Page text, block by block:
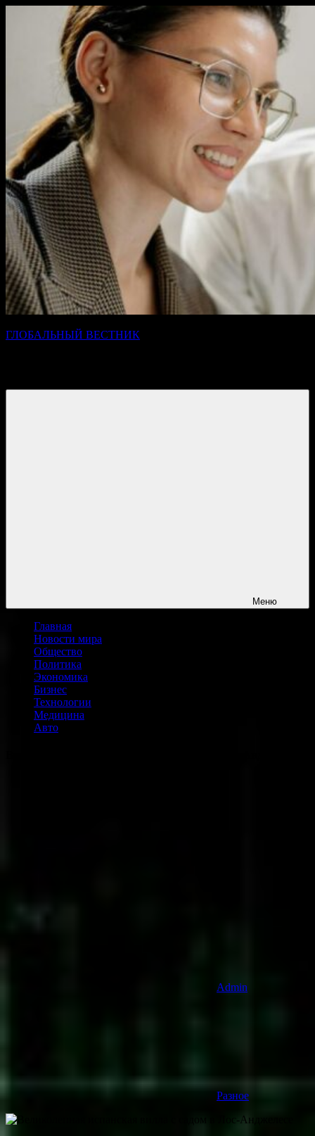
содержимому
ГЛОБАЛЬНЫЙ ВЕСТНИК
Меню
Главная
Новости мира
Общество
Политика
Экономика
Бизнес
Технологии
Медицина
Авто
Admin
Разное